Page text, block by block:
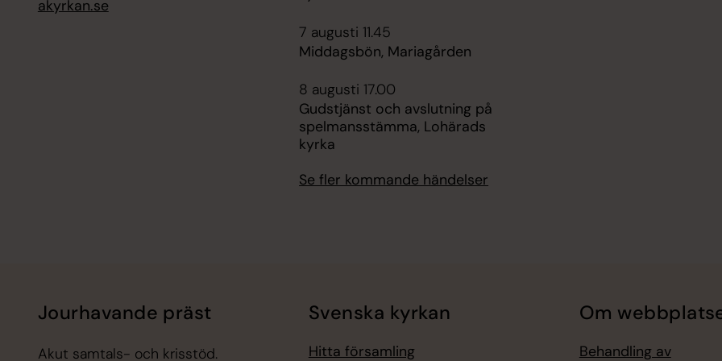
akyrkan.se
7 augusti 11.45
Middagsbön, Mariagården
8 augusti 17.00
Gudstjänst och avslutning på
spelmansstämma, Lohärads
kyrka
Se fler kommande händelser
Jourhavande präst
Akut samtals- och krisstöd.
Svenska kyrkan
Hitta församling
Om
Behandling av